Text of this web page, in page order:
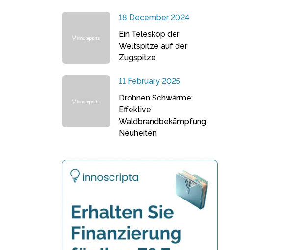
18 December 2024
Ein Teleskop der
Weltspitze auf der
Zugspitze
11 February 2025
Drohnen Schwärme:
Effektive
Waldbrandbekämpfung
Neuheiten